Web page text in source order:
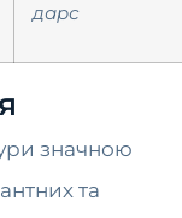
дарс
значною
та